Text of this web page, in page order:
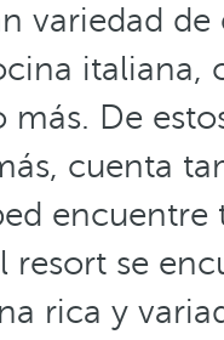
variedad de
italiana,
De
cuenta
resort se
rica y